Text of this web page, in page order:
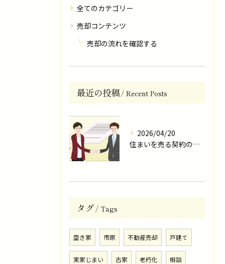
全てのカテゴリー
売却コンテンツ
売却の流れを確認する
最近の投稿 Recent Posts
2026/04/20
住まいを売る契約の流れ
タグ Tags
空き家 市原 不動産売却 戸建て
実家じまい 古家 老朽化 相談